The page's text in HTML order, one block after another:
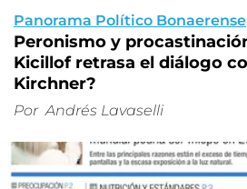
Panorama Político Bonaerense
Peronismo y
Kicillof retrasa el diálogo
Kirchner?
Por Andrés Lavaselli